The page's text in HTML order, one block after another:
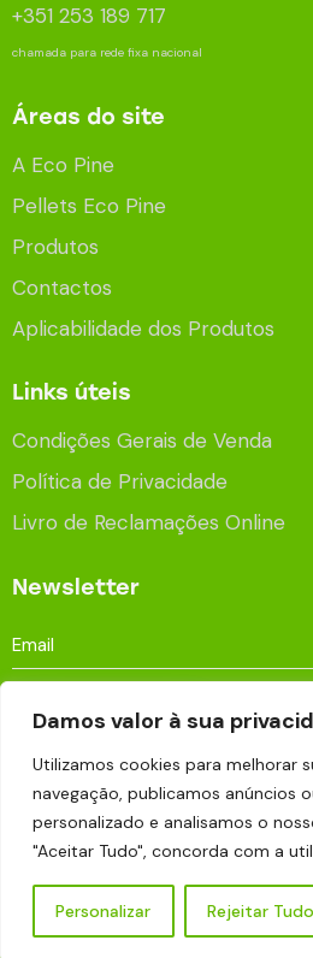
Damos valor à sua
Utilizamos cookies para melhorar
navegação, publicamos anúncios
personalizado e analisamos o
"Aceitar Tudo", concorda com a
Personalizar Rejeitar Tudo
+351 253 189 717
chamada para rede fixa nacional
Áreas do site
A Eco Pine
Pellets Eco Pine
Produtos
Contactos
Aplicabilidade dos Produtos
Links úteis
Condições Gerais de Venda
Política de Privacidade
Livro de Reclamações Online
Newsletter
Aceito que os meus dados sejam
armazenados para fins
Política de Privacidade
Eco Pine © 2026 | Made with by
Digital